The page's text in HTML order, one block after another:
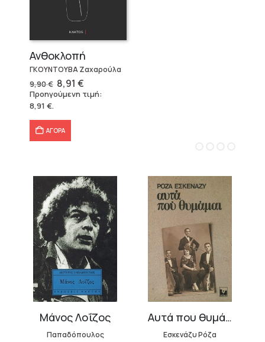
Ανθοκλοπή
ΓΚΟΥΝΤΟΥΒΑ Ζαχαρούλα
9,90€ Original
price
was:
8,91 €Η
τρέχουσα
τιμή
Προηγούμενη τιμή:
8,91 €.
ΑΓΟΡΑ
Μάνος Λοΐζος
Παπαδόπουλος
Αυτά που θυμάμαι
Εσκενάζυ Ρόζα